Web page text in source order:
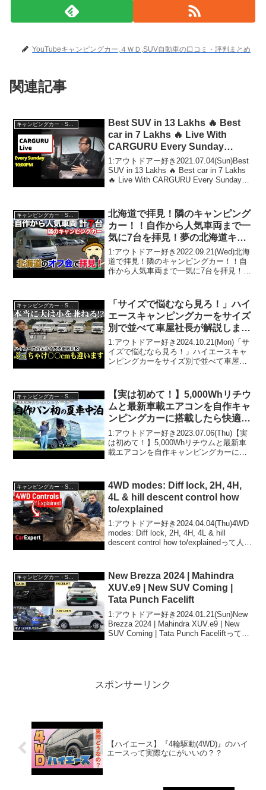
YouTubeキャンピングカー,４ＷＤ,SUV自動車の口コミ・評判まとめ
関連記事
キャンピングカー・SUV人気車種
Best SUV in 13 Lakhs 🔥 Best
car in 7 Lakhs 🔥 Live With
CARGURU Every Sunday
10:00PM
1:アウトドアー好き2021.07.04(Sun)Best
SUV in 13 Lakhs 🔥 Best car in 7 Lakhs
🔥 Live With CARGURU Every Sunday
北海道で拝見！隣のキャンピング
カー！！自作から人気車両まで一
気に7台を拝見！夢の北海道キャ
ラバン⑬
1:アウトドアー好き2022.09.21(Wed)北海
道で拝見！隣のキャンピングカー！！自
作から人気車両まで一気に7台を拝見！夢
ー好き2022.09.21(Wed)こ...
キャンピングカー・SUV人気車種
「サイズで悩むなら見ろ！」ハイ
エースキャンピングカーをサイズ
別で並べて車屋社長が解説しま
す！
1:アウトドアー好き2024.10.21(Mon)「サ
イズで悩むなら見ろ！」ハイエースキャ
ンピングカーをサイズ別で並べて車屋社
き2024.10.21(Mon)この動画...
【実は初めて！】5,000Whリチウ
ムと最新車載エアコンを自作キャ
ンピングカーに搭載したら快適に
車中泊出来るのか！？EcoFlow
WAVE2
1:アウトドアー好き2023.07.06(Thu)【実
は初めて！】5,000Whリチウムと最新車
載エアコンを自作キャンピングカーに搭
ぞ、見逃さないで！！2:アウ...
キャンピングカー・SUV人気車種
4WD modes: Diff lock, 2H, 4H,
4L & hill descent control how
to/explained
1:アウトドアー好き2024.04.04(Thu)4WD
modes: Diff lock, 2H, 4H, 4L & hill
descent control how to/explainedって人気
キャンピングカー・SUV人気車種
New Brezza 2024 | Mahindra
XUV.e9 | New SUV Coming |
Tata Punch Facelift
1:アウトドアー好き2024.01.21(Sun)New
Brezza 2024 | Mahindra XUV.e9 | New
SUV Coming | Tata Punch Faceliftって人
スポンサーリンク
【ハイエース】『4輪駆動(4WD)』のハイ
エースって実際なにがいいの？？